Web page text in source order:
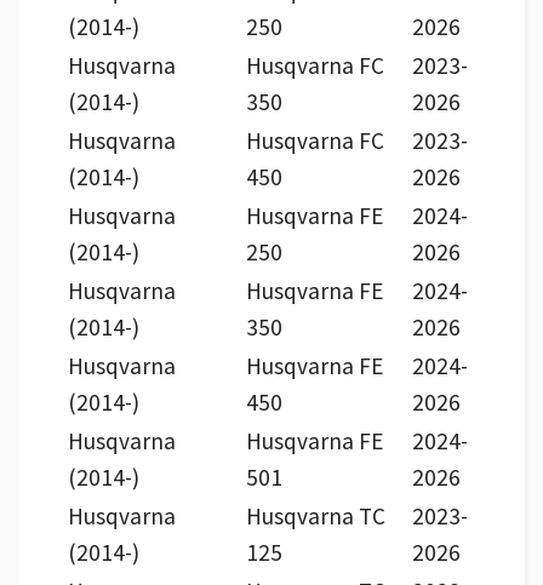
(2014-)
250
2026
Husqvarna
(2014-)
Husqvarna FC
350
2023-
2026
Husqvarna
(2014-)
Husqvarna FC
450
2023-
2026
Husqvarna
(2014-)
Husqvarna FE
250
2024-
2026
Husqvarna
(2014-)
Husqvarna FE
350
2024-
2026
Husqvarna
(2014-)
Husqvarna FE
450
2024-
2026
Husqvarna
(2014-)
Husqvarna FE
501
2024-
2026
Husqvarna
(2014-)
Husqvarna TC
125
2023-
2026